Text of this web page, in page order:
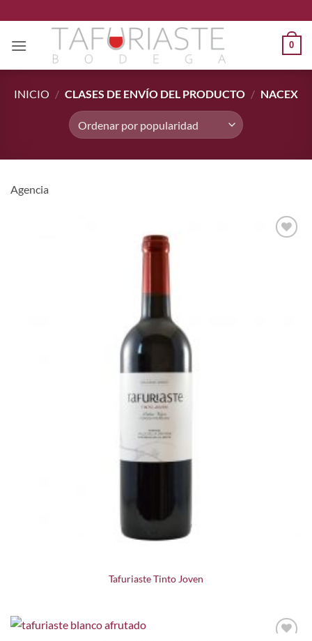
al
contenido
0
INICIO / CLASES DE ENVÍO DEL PRODUCTO / NACEX
Agencia
Tafuriaste Tinto Joven